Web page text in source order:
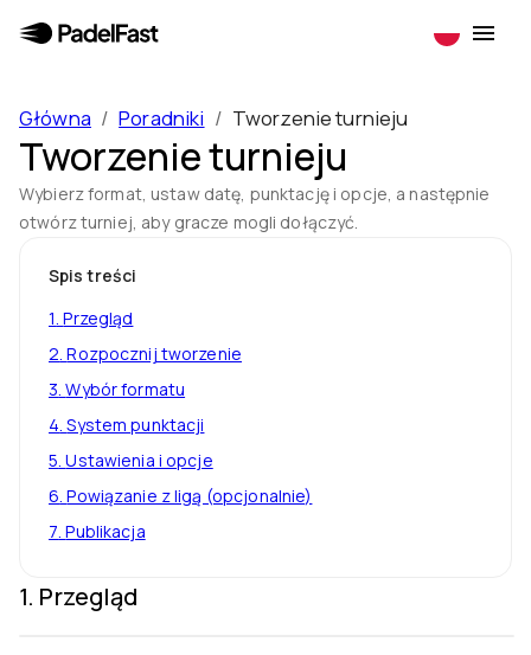
Główna / Poradniki / Tworzenie turnieju
Tworzenie turnieju
Wybierz format, ustaw datę, punktację i opcje, a następnie
otwórz turniej, aby gracze mogli dołączyć.
Spis treści
1.Przegląd
2.Rozpocznij tworzenie
3.Wybór formatu
4.System punktacji
5.Ustawienia i opcje
6.Powiązanie z ligą (opcjonalnie)
7.Publikacja
1. Przegląd